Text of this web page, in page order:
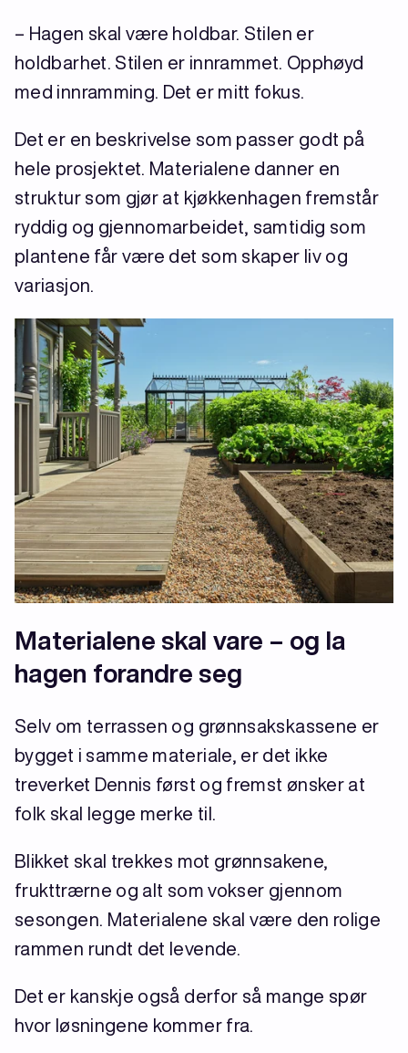
– Hagen skal være holdbar. Stilen er
holdbarhet. Stilen er innrammet. Opphøyd
med innramming. Det er mitt fokus.
Det er en beskrivelse som passer godt på
hele prosjektet. Materialene danner en
struktur som gjør at kjøkkenhagen fremstår
ryddig og gjennomarbeidet, samtidig som
plantene får være det som skaper liv og
variasjon.
Materialene skal vare – og la
hagen forandre seg
Selv om terrassen og grønnsakskassene er
bygget i samme materiale, er det ikke
treverket Dennis først og fremst ønsker at
folk skal legge merke til.
Blikket skal trekkes mot grønnsakene,
frukttrærne og alt som vokser gjennom
sesongen. Materialene skal være den rolige
rammen rundt det levende.
Det er kanskje også derfor så mange spør
hvor løsningene kommer fra.